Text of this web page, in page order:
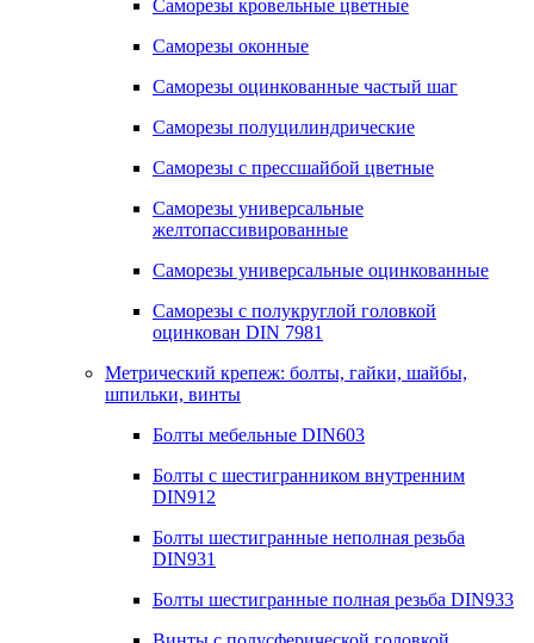
Саморезы кровельные цветные
Саморезы оконные
Саморезы оцинкованные частый шаг
Саморезы полуцилиндрические
Саморезы с прессшайбой цветные
Саморезы универсальные
желтопассивированные
Саморезы универсальные оцинкованные
Саморезы с полукруглой головкой
оцинкован DIN 7981
Метрический крепеж: болты, гайки, шайбы,
шпильки, винты
Болты мебельные DIN603
Болты с шестигранником внутренним
DIN912
Болты шестигранные неполная резьба
DIN931
Болты шестигранные полная резьба DIN933